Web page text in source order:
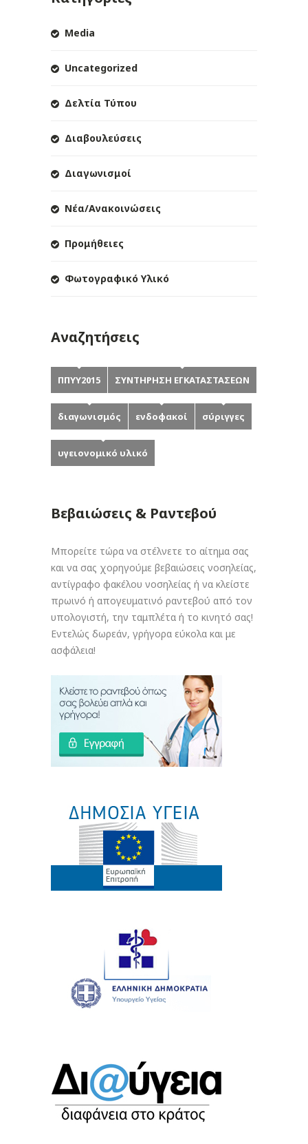
Media
Uncategorized
Δελτία Τύπου
Διαβουλεύσεις
Διαγωνισμοί
Νέα/Ανακοινώσεις
Προμήθειες
Φωτογραφικό Υλικό
Αναζητήσεις
ΠΠΥΥ2015 ΣΥΝΤΗΡΗΣΗ ΕΓΚΑΤΑΣΤΑΣΕΩΝ
διαγωνισμός ενδοφακοί σύριγγες
υγειονομικό υλικό
Βεβαιώσεις & Ραντεβού
Μπορείτε τώρα να στέλνετε το αίτημα σας
και να σας χορηγούμε βεβαιώσεις νοσηλείας,
αντίγραφο φακέλου νοσηλείας ή να κλείστε
πρωινό ή απογευματινό ραντεβού από τον
υπολογιστή, την ταμπλέτα ή το κινητό σας!
Εντελώς δωρεάν, γρήγορα εύκολα και με
ασφάλεια!